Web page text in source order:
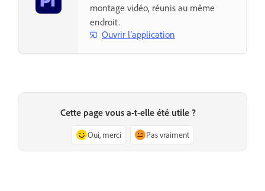
montage vidéo, réunis au même
endroit.
Ouvrir l’application
Cette page vous a-t-elle été utile ?
Oui, merci Pas vraiment